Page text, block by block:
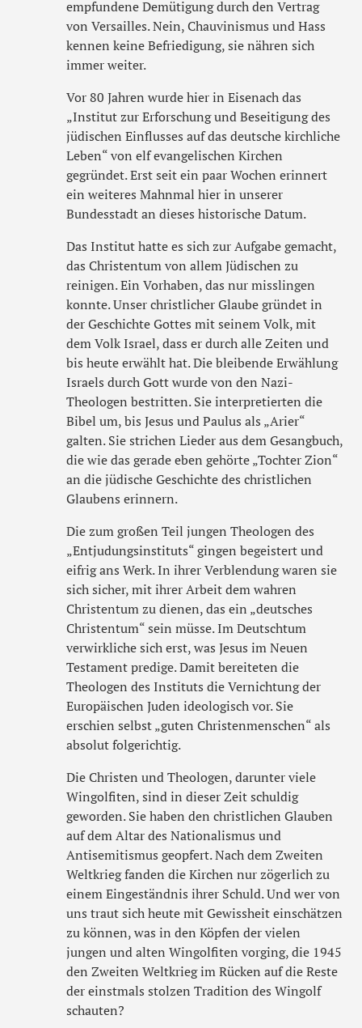
empfundene Demütigung durch den Vertrag
von Versailles. Nein, Chauvinismus und Hass
kennen keine Befriedigung, sie nähren sich
immer weiter.
Vor 80 Jahren wurde hier in Eisenach das
„Institut zur Erforschung und Beseitigung des
jüdischen Einflusses auf das deutsche kirchliche
Leben“ von elf evangelischen Kirchen
gegründet. Erst seit ein paar Wochen erinnert
ein weiteres Mahnmal hier in unserer
Bundesstadt an dieses historische Datum.
Das Institut hatte es sich zur Aufgabe gemacht,
das Christentum von allem Jüdischen zu
reinigen. Ein Vorhaben, das nur misslingen
konnte. Unser christlicher Glaube gründet in
der Geschichte Gottes mit seinem Volk, mit
dem Volk Israel, dass er durch alle Zeiten und
bis heute erwählt hat. Die bleibende Erwählung
Israels durch Gott wurde von den Nazi-
Theologen bestritten. Sie interpretierten die
Bibel um, bis Jesus und Paulus als „Arier“
galten. Sie strichen Lieder aus dem Gesangbuch,
die wie das gerade eben gehörte „Tochter Zion“
an die jüdische Geschichte des christlichen
Glaubens erinnern.
Die zum großen Teil jungen Theologen des
„Entjudungsinstituts“ gingen begeistert und
eifrig ans Werk. In ihrer Verblendung waren sie
sich sicher, mit ihrer Arbeit dem wahren
Christentum zu dienen, das ein „deutsches
Christentum“ sein müsse. Im Deutschtum
verwirkliche sich erst, was Jesus im Neuen
Testament predige. Damit bereiteten die
Theologen des Instituts die Vernichtung der
Europäischen Juden ideologisch vor. Sie
erschien selbst „guten Christenmenschen“ als
absolut folgerichtig.
Die Christen und Theologen, darunter viele
Wingolfiten, sind in dieser Zeit schuldig
geworden. Sie haben den christlichen Glauben
auf dem Altar des Nationalismus und
Antisemitismus geopfert. Nach dem Zweiten
Weltkrieg fanden die Kirchen nur zögerlich zu
einem Eingeständnis ihrer Schuld. Und wer von
uns traut sich heute mit Gewissheit einschätzen
zu können, was in den Köpfen der vielen
jungen und alten Wingolfiten vorging, die 1945
den Zweiten Weltkrieg im Rücken auf die Reste
der einstmals stolzen Tradition des Wingolf
schauten?